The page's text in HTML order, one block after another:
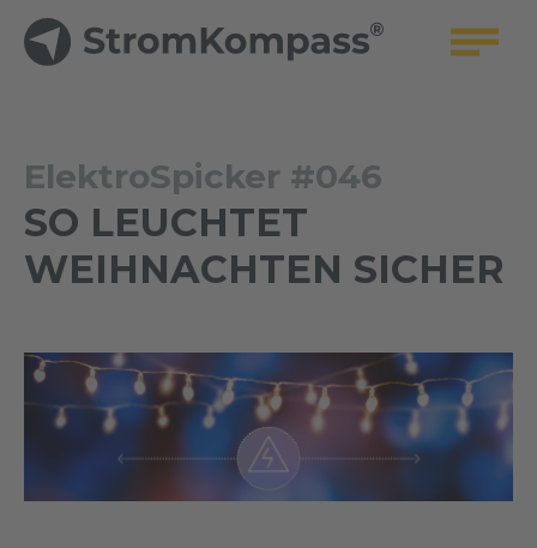
ElektroSpicker #046
SO LEUCHTET
WEIHNACHTEN SICHER